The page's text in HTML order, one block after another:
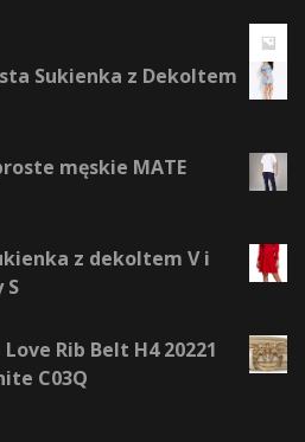
Sukienka z Dekoltem
męskie MATE
z dekoltem V i
S
Rib Belt H4 20221
C03Q